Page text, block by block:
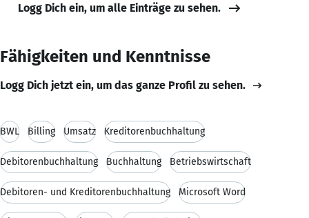
Logg Dich ein, um alle Einträge zu sehen.
Fähigkeiten und Kenntnisse
Logg Dich jetzt ein, um das ganze Profil zu sehen.
BWL Billing Umsatz Kreditorenbuchhaltung
Debitorenbuchhaltung Buchhaltung Betriebswirtschaft
Debitoren- und Kreditorenbuchhaltung Microsoft Word